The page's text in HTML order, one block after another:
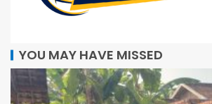
YOU MAY HAVE MISSED